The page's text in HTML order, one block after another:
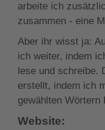
arbeite ich
zusammen - eine
Aber ihr wisst ja:
ich weiter, indem
lese und schreibe.
erstellt, indem ich
gewählten Wörtern
Website: